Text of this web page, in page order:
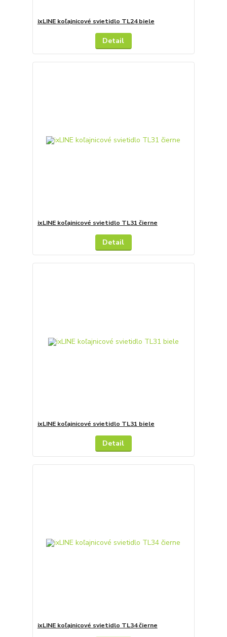
ixLINE koľajnicové svietidlo TL24 biele
Detail
ixLINE koľajnicové svietidlo TL31 čierne
Detail
ixLINE koľajnicové svietidlo TL31 biele
Detail
ixLINE koľajnicové svietidlo TL34 čierne